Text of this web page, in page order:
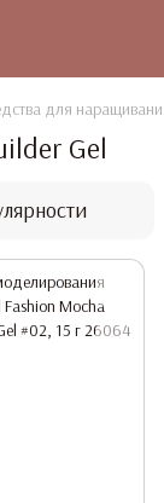
для
Gel